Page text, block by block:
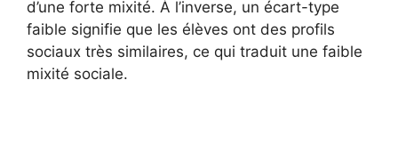
d’une forte mixité. À l’inverse, un écart-type
faible signifie que les élèves ont des profils
sociaux très similaires, ce qui traduit une faible
mixité sociale.